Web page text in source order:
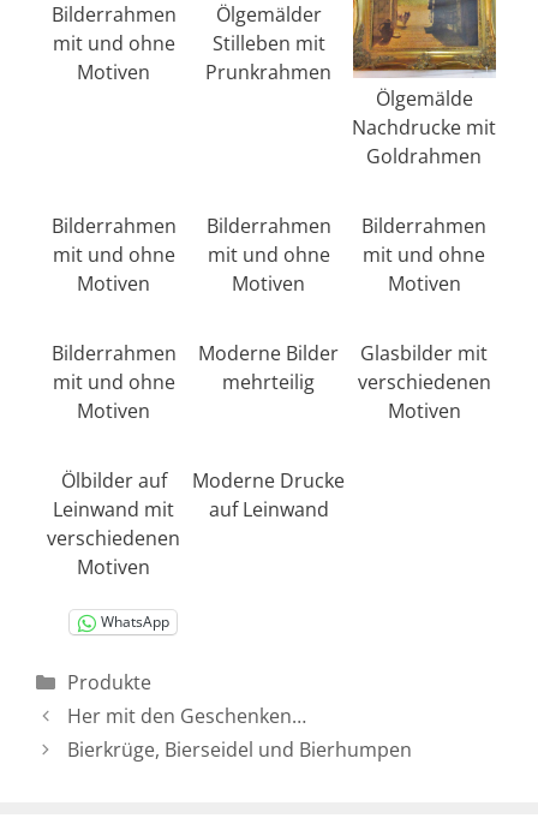
Bilderrahmen
mit und ohne
Motiven
Ölgemälder
Stilleben mit
Prunkrahmen
Ölgemälde
Nachdrucke mit
Goldrahmen
Bilderrahmen
mit und ohne
Motiven
Bilderrahmen
mit und ohne
Motiven
Bilderrahmen
mit und ohne
Motiven
Bilderrahmen
mit und ohne
Motiven
Moderne Bilder
mehrteilig
Glasbilder mit
verschiedenen
Motiven
Ölbilder auf
Leinwand mit
verschiedenen
Motiven
Moderne Drucke
auf Leinwand
WhatsApp
Kategorien
Produkte
Her mit den Geschenken…
Bierkrüge, Bierseidel und Bierhumpen